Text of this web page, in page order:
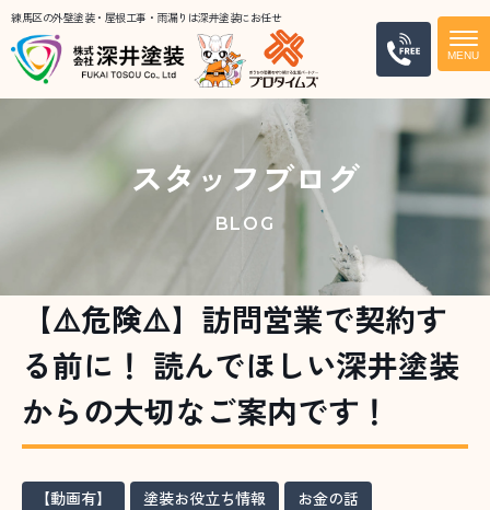
練馬区の外壁塗装・屋根工事・雨漏りは深井塗装にお任せ
電話
スタッフブログ
BLOG
【⚠️危険⚠️】訪問営業で契約す
る前に！ 読んでほしい深井塗装
からの大切なご案内です！
【動画有】 塗装お役立ち情報 お金の話